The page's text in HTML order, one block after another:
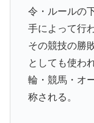
令・ルールの
手によって行
その競技の勝
としても使わ
輪・競馬・オ
称される。